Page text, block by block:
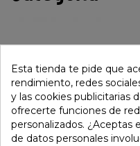
Esta tienda te pide que
rendimiento, redes
y las cookies publicitarias
ofrecerte funciones de
personalizados. ¿Aceptas
de datos personales